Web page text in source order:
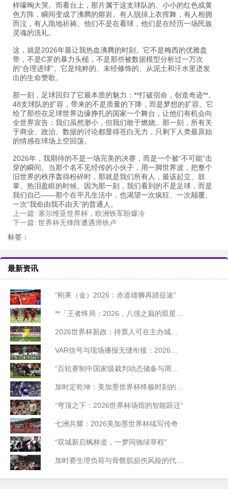
样嚎啕大哭。而看台上，那片属于这支球队的、小小的红色或黄
色方阵，瞬间变成了沸腾的熔岩。有人脱掉上衣挥舞，有人相拥
而泣，有人跪地祈祷。他们不是在看球，他们是在经历一场民族
灵魂的洗礼。
这，就是2026年最让我热血沸腾的时刻。它不是梅西的优雅盘
带，不是C罗的暴力头槌，不是那些被数据模型分析过一万次
的“合理进球”。它是纯粹的、未经修饰的、从泥土和汗水里迸发
出的生命赞歌。
那一刻，足球回归了它最本质的魅力：**打破宿命，创造奇迹**。
48支球队的扩容，带来的不是质量的下降，而是梦想的扩容。它
给了那些在足球世界边缘挣扎的国家一个舞台，让他们有机会向
全世界宣告：我们虽然渺小，但我们敢于燃烧。那一刻，所有关
于商业、政治、数据的讨论都显得苍白无力，只剩下人类最原始
的情感在球场上空回荡。
2026年，我期待的不是一场完美的决赛，而是一个被“不可能”击
穿的瞬间。当那个名不见经传的小伙子，用一脚世界波，把整个
旧世界的秩序轰得粉碎时，那就是我们所有人，最该起立、鼓
掌、热泪盈眶的时候。因为那一刻，我们看到的不是足球，而是
我们自己——那个在平凡生活中，也渴望一次疯狂、一次颠覆、
一次“我命由我不由天”的普通人。
上一篇: 塞尔维亚世界杯，欧洲铁军盼爆冷
下一篇: 世界杯无锋阵遭遇滑铁卢
标签：
最新资讯
“刚果（金）2026：赤道雄狮再踏征途”
**「王者终局：2026，八强之巅的双星陨落」**
2026世界杯新政：持票人可在主办城市免费乘坐公交
VAR信号与现场播报无缝衔接：2026世界杯北美赛区技术前瞻
“百轮赛制中国家级裁判动态储备与周期迭代模型研究”
加时定乾坤：美加墨世界杯终极时刻的胜负密码
“穹顶之下：2026世界杯场馆的智能跃迁”
七洲共耀：2026美加墨世界杯续写传奇
“双城新启枫林道，一梦同驰绿草程”
加时赛生理负荷与骨骼肌损伤风险的代谢机制研究——基于2026世界杯备战周期的实证分析